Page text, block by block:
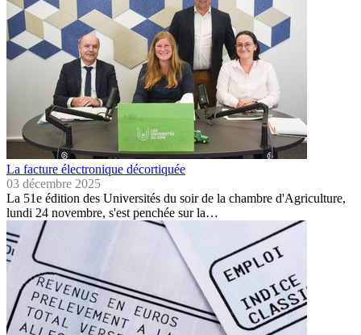
La facture électronique décortiquée
03 décembre 2025
La 51e édition des Universités du soir de la chambre d'Agriculture,
lundi 24 novembre, s'est penchée sur la…